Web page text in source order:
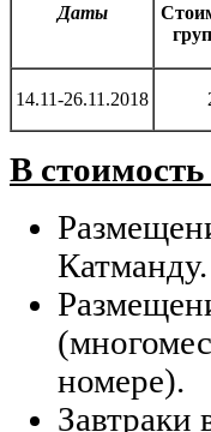
Даты
14.11-26.11.2018
В
Катманду.
номере).
Завтраки